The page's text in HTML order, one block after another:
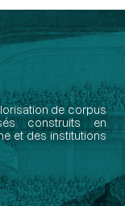
de corpus
construits en
et des institutions